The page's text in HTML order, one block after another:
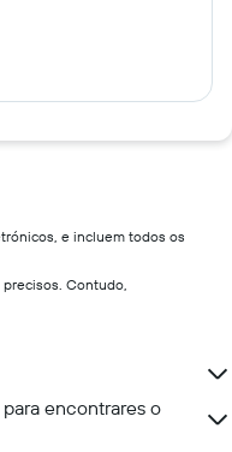
e incluem todos os
precisos. Contudo,
encontrares o